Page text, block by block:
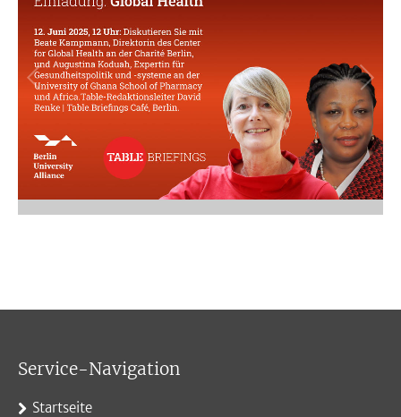
Service-Navigation
Startseite